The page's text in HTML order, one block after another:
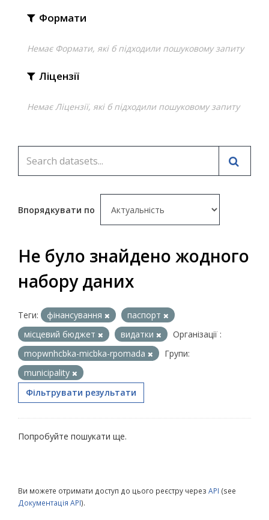
Формати
Немає Формати, які б підходили пошуковому запиту
Ліцензії
Немає Ліцензії, які б підходили пошуковому запиту
Впорядкувати по
Не було знайдено жодного
набору даних
Теги: фінансування
паспорт
місцевий бюджет
видатки
Організації :
mopwnhcbka-micbka-rpomada
Групи:
municipality
Фільтрувати результати
Попробуйте пошукати ще.
Ви можете отримати доступ до цього реєстру через API (see
Документація API).